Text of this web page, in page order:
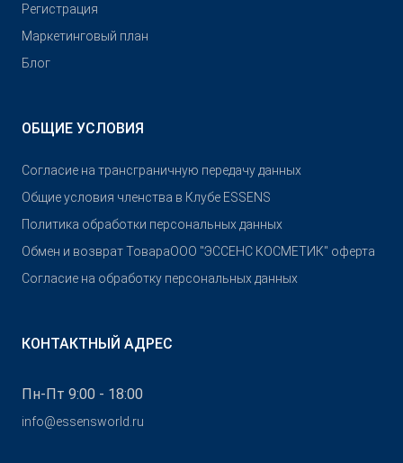
Pегистрация
Маркетинговый план
Блог
ОБЩИЕ УСЛОВИЯ
Согласие на трансграничную передачу данных
Общие условия членства в Клубе ESSENS
Политика обработки персональных данных
Обмен и возврат ТовараOOO "ЭССЕНС КОСМЕТИК" оферта
Согласие на обработку персональных данных
КОНТАКТНЫЙ АДРЕС
Пн-Пт 9:00 - 18:00
info@essensworld.ru